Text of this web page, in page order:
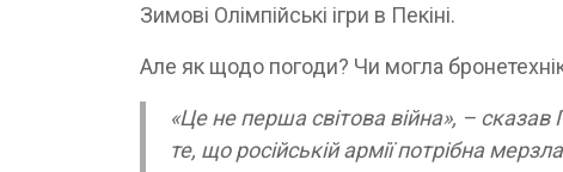
Зимові Олімпійські ігри в Пекіні.
Але як щодо погоди? Чи могла
«Це не перша світова війна», –
те, що російській армії потрібна